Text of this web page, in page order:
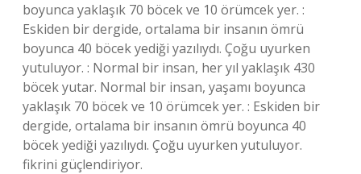
boyunca yaklaşık 70 böcek ve 10 örümcek yer. :
Eskiden bir dergide, ortalama bir insanın ömrü
boyunca 40 böcek yediği yazılıydı. Çoğu uyurken
yutuluyor. : Normal bir insan, her yıl yaklaşık 430
böcek yutar. Normal bir insan, yaşamı boyunca
yaklaşık 70 böcek ve 10 örümcek yer. : Eskiden bir
dergide, ortalama bir insanın ömrü boyunca 40
böcek yediği yazılıydı. Çoğu uyurken yutuluyor.
fikrini güçlendiriyor.